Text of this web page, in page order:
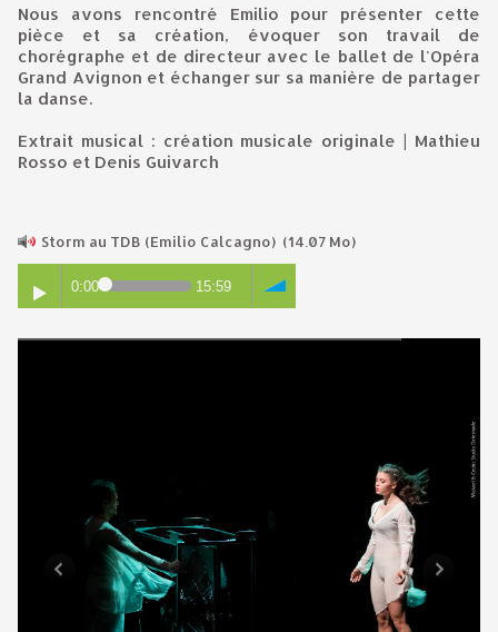
Nous avons rencontré Emilio pour présenter cette
pièce et sa création, évoquer son travail de
chorégraphe et de directeur avec le ballet de l'Opéra
Grand Avignon et échanger sur sa manière de partager
la danse.
Extrait musical : création musicale originale | Mathieu
Rosso et Denis Guivarch
Storm au TDB (Emilio Calcagno) (14.07 Mo)
0:00 15:59